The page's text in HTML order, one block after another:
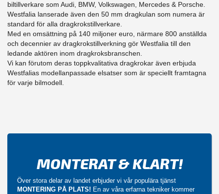
biltillverkare som Audi, BMW, Volkswagen, Mercedes & Porsche.
Westfalia lanserade även den 50 mm dragkulan som numera är
standard för alla dragkrokstillverkare.
Med en omsättning på 140 miljoner euro, närmare 800 anställda
och decennier av dragkrokstillverkning gör Westfalia till den
ledande aktören inom dragkroksbranschen.
Vi kan förutom deras toppkvalitativa dragkrokar även erbjuda
Westfalias modellanpassade elsatser som är speciellt framtagna
för varje bilmodell.
MONTERAT & KLART!
Över stora delar av landet erbjuder vi vår populära tjänst
MONTERING PÅ PLATS! En av våra erfarna tekniker kommer